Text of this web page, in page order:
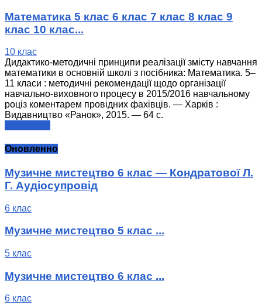
Математика 5 клас 6 клас 7 клас 8 клас 9
клас 10 клас...
10 клас
Дидактико-методичні принципи реалізації змісту навчання
математики в основній школі з посібника: Математика. 5–
11 класи : методичні рекомендації щодо організації
навчально-виховного процесу в 2015/2016 навчальному
роціз коментарем провідних фахівців. — Харків :
Видавництво «Ранок», 2015. — 64 с.
Оновленно
Музичне мистецтво 6 клас — Кондратової Л.
Г. Аудіосупровід
6 клас
Музичне мистецтво 5 клас ...
5 клас
Музичне мистецтво 6 клас ...
6 клас